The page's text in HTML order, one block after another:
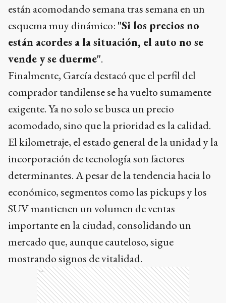
están acomodando semana tras semana en un
esquema muy dinámico: "Si los precios no
están acordes a la situación, el auto no se
vende y se duerme".
Finalmente, García destacó que el perfil del
comprador tandilense se ha vuelto sumamente
exigente. Ya no solo se busca un precio
acomodado, sino que la prioridad es la calidad.
El kilometraje, el estado general de la unidad y la
incorporación de tecnología son factores
determinantes. A pesar de la tendencia hacia lo
económico, segmentos como las pickups y los
SUV mantienen un volumen de ventas
importante en la ciudad, consolidando un
mercado que, aunque cauteloso, sigue
mostrando signos de vitalidad.
Ads